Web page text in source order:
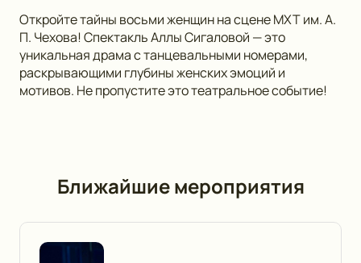
Откройте тайны восьми женщин на сцене МХТ им. А.
П. Чехова! Спектакль Аллы Сигаловой — это
уникальная драма с танцевальными номерами,
раскрывающими глубины женских эмоций и
мотивов. Не пропустите это театральное событие!
Ближайшие мероприятия